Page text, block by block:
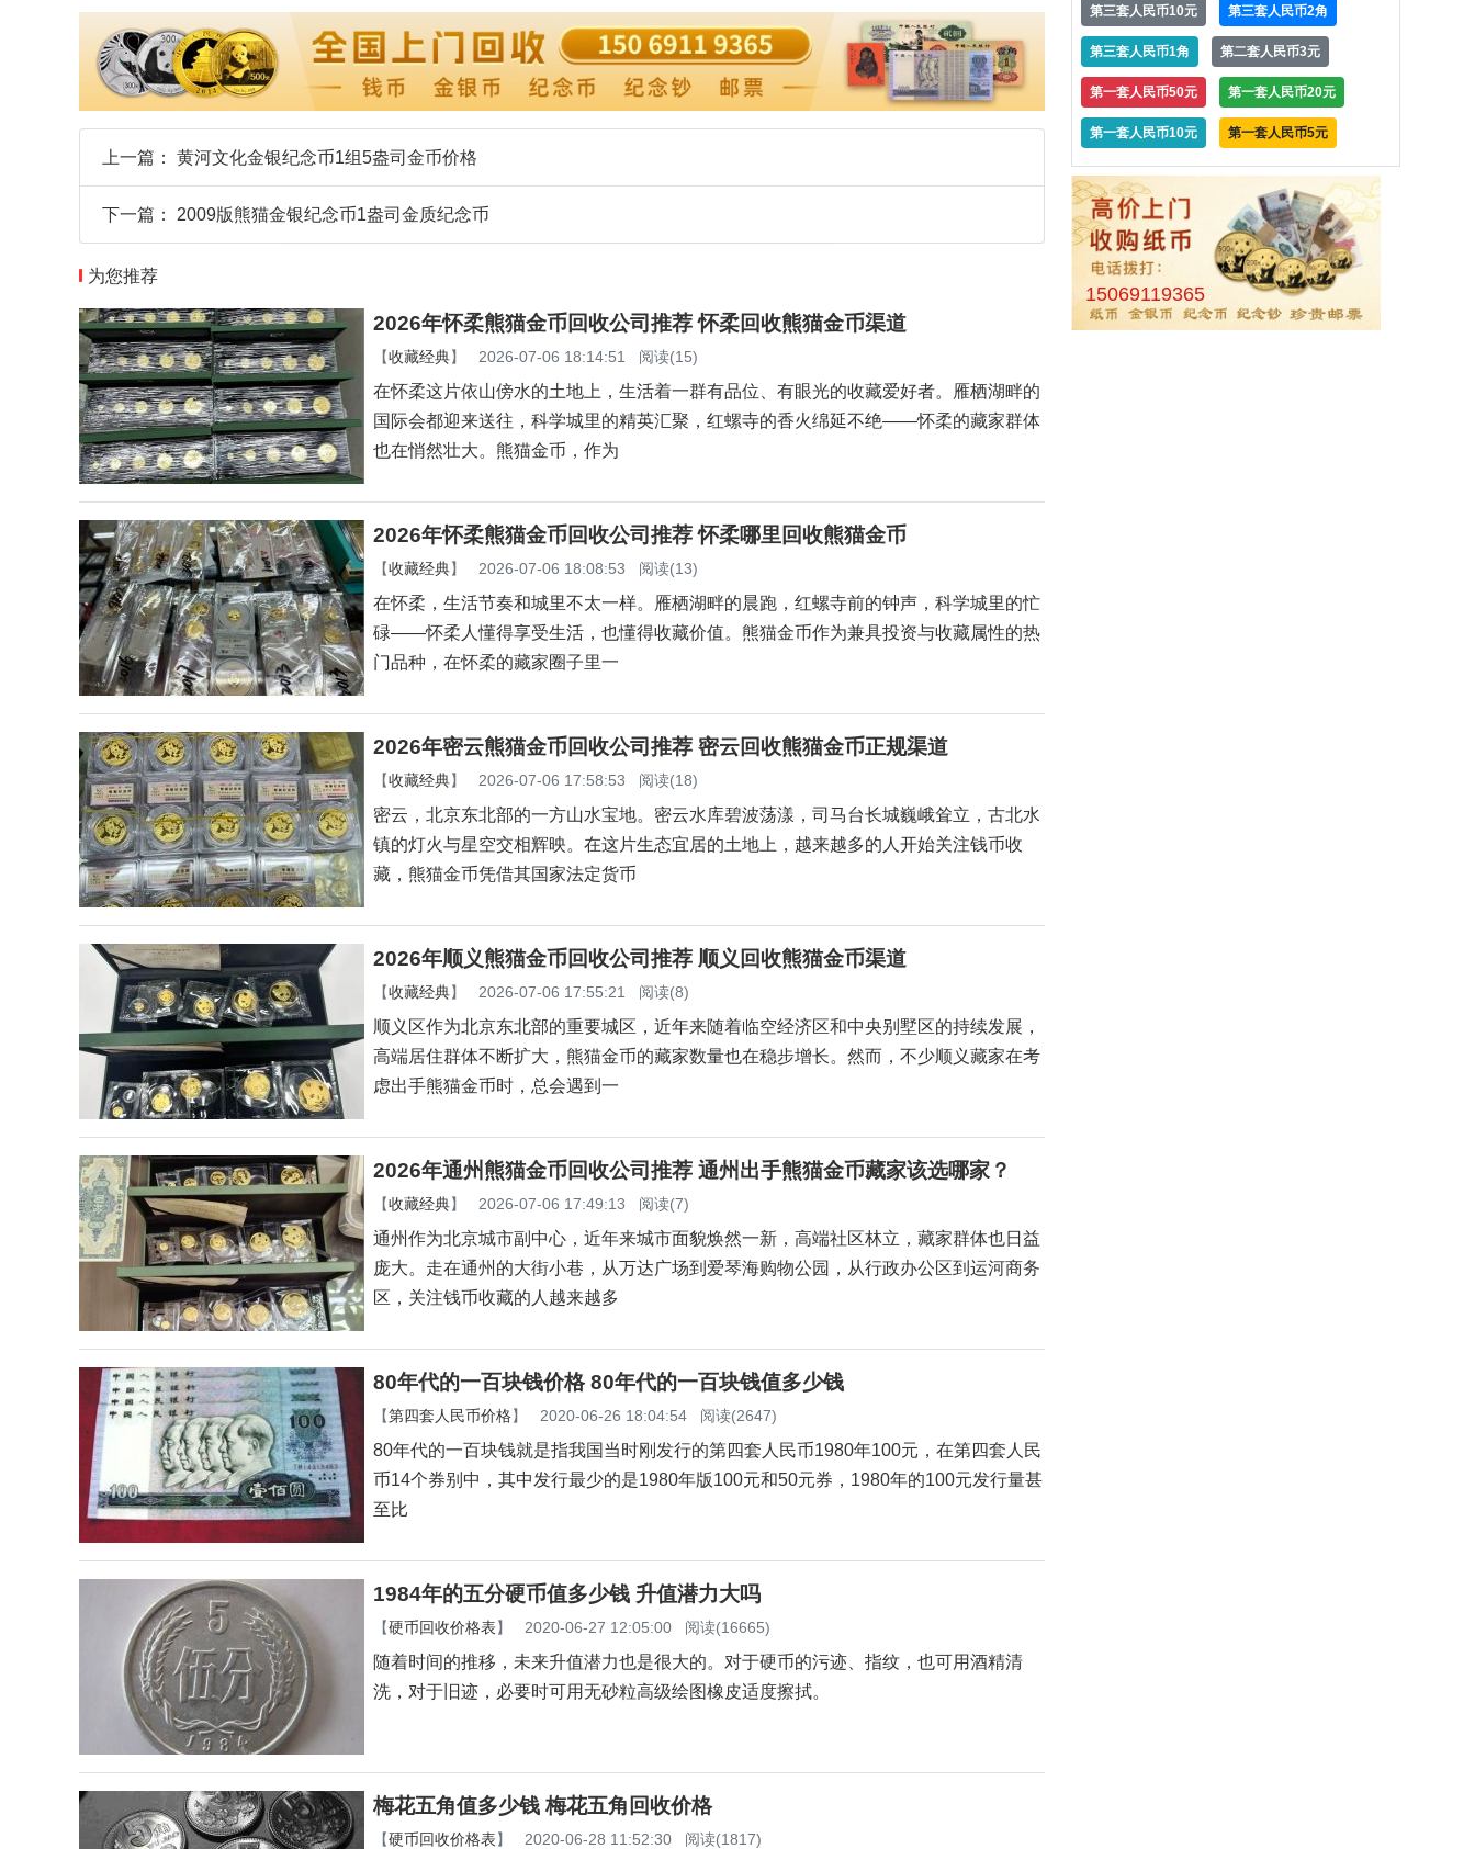
上一篇： 黄河文化金银纪念币1组5盎司金币价格
下一篇： 2009版熊猫金银纪念币1盎司金质纪念币
为您推荐
2026年怀柔熊猫金币回收公司推荐 怀柔回收熊猫金币渠道
【收藏经典】 2026-07-06 18:14:51 阅读(15)
在怀柔这片依山傍水的土地上，生活着一群有品位、有眼光的收藏爱好者。雁栖湖畔的
国际会都迎来送往，科学城里的精英汇聚，红螺寺的香火绵延不绝——怀柔的藏家群体
也在悄然壮大。熊猫金币，作为
2026年怀柔熊猫金币回收公司推荐 怀柔哪里回收熊猫金币
【收藏经典】 2026-07-06 18:08:53 阅读(13)
在怀柔，生活节奏和城里不太一样。雁栖湖畔的晨跑，红螺寺前的钟声，科学城里的忙
碌——怀柔人懂得享受生活，也懂得收藏价值。熊猫金币作为兼具投资与收藏属性的热
门品种，在怀柔的藏家圈子里一
2026年密云熊猫金币回收公司推荐 密云回收熊猫金币正规渠道
【收藏经典】 2026-07-06 17:58:53 阅读(18)
密云，北京东北部的一方山水宝地。密云水库碧波荡漾，司马台长城巍峨耸立，古北水
镇的灯火与星空交相辉映。在这片生态宜居的土地上，越来越多的人开始关注钱币收
藏，熊猫金币凭借其国家法定货币
2026年顺义熊猫金币回收公司推荐 顺义回收熊猫金币渠道
【收藏经典】 2026-07-06 17:55:21 阅读(8)
顺义区作为北京东北部的重要城区，近年来随着临空经济区和中央别墅区的持续发展，
高端居住群体不断扩大，熊猫金币的藏家数量也在稳步增长。然而，不少顺义藏家在考
虑出手熊猫金币时，总会遇到一
2026年通州熊猫金币回收公司推荐 通州出手熊猫金币藏家该选哪家？
【收藏经典】 2026-07-06 17:49:13 阅读(7)
通州作为北京城市副中心，近年来城市面貌焕然一新，高端社区林立，藏家群体也日益
庞大。走在通州的大街小巷，从万达广场到爱琴海购物公园，从行政办公区到运河商务
区，关注钱币收藏的人越来越多
80年代的一百块钱价格 80年代的一百块钱值多少钱
【第四套人民币价格】 2020-06-26 18:04:54 阅读(2647)
80年代的一百块钱就是指我国当时刚发行的第四套人民币1980年100元，在第四套人民
币14个券别中，其中发行最少的是1980年版100元和50元券，1980年的100元发行量甚
至比
1984年的五分硬币值多少钱 升值潜力大吗
【硬币回收价格表】 2020-06-27 12:05:00 阅读(16665)
随着时间的推移，未来升值潜力也是很大的。对于硬币的污迹、指纹，也可用酒精清
洗，对于旧迹，必要时可用无砂粒高级绘图橡皮适度擦拭。
梅花五角值多少钱 梅花五角回收价格
【硬币回收价格表】 2020-06-28 11:52:30 阅读(1817)
第三套人民币10元 第三套人民币2角
第三套人民币1角 第二套人民币3元
第一套人民币50元 第一套人民币20元
第一套人民币10元 第一套人民币5元
15069119365